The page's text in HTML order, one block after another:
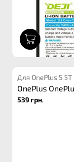
Для OnePlus 5 5T
OnePlus
539 грн.